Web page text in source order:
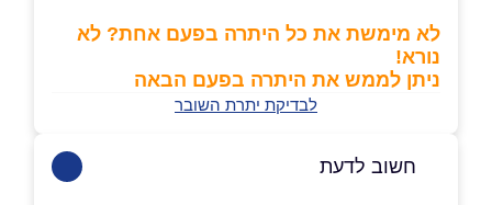
לא מימשת את כל היתרה בפעם אחת? לא
נורא!
ניתן לממש את היתרה בפעם הבאה
לבדיקת יתרת השובר
חשוב לדעת